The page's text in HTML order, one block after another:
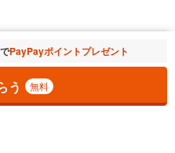
一覧を開く
PayPayポイントプレゼント
う 無料